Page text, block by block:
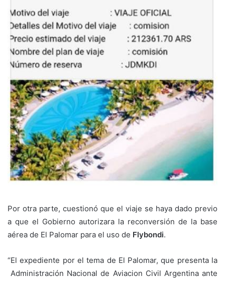
Por otra parte, cuestionó que el viaje se haya dado previo
a que el Gobierno autorizara la reconversión de la base
aérea de El Palomar para el uso de Flybondi.
“El expediente por el tema de El Palomar, que presenta la
Administración Nacional de Aviacion Civil Argentina ante